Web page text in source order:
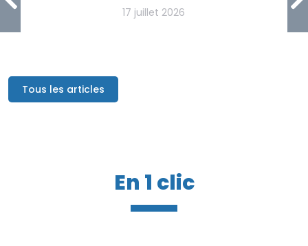
17 juillet 2026
Tous les articles
En 1 clic